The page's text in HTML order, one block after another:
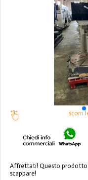
scorri
Affrettati! Questo prodotto
scappare!